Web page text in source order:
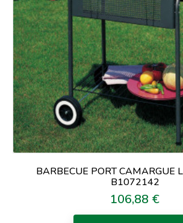
BARBECUE PORT CAMARGUE
B1072142
Prezzo
106,88 €